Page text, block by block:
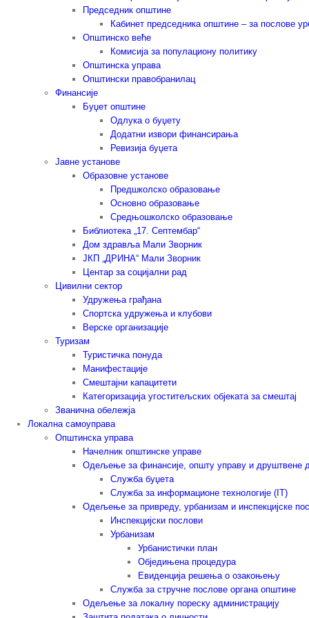
Председник општине
Кабинет председника општине – за послове
Општинско веће
Комисија за популациону политику
Општинска управа
Општински правобранилац
Финансије
Буџет општине
Одлука о буџету
Додатни извори финансирања
Ревизија буџета
Јавне установе
Образовне установе
Предшколско образовање
Основно образовање
Средњошколско образовање
Библиотека „17. Септембар“
Дом здравља Мали Зворник
ЈКП „ДРИНА“ Мали Зворник
Центар за социјални рад
Цивилни сектор
Удружења грађана
Спортска удружења и клубови
Верске организације
Туризам
Туристичка понуда
Манифестације
Смештајни капацитети
Категоризација угоститељских објеката за смештај
Званична обележја
Локална самоуправа
Општинска управа
Начелник општинске управе
Одељење за финансије, општу управу и друштвене
Служба буџета
Служба за информационе технологије (IT)
Одељење за привреду, урбанизам и инспекцијске
Инспекцијски послови
Урбанизам
Урбанистички план
Обједињена процедура
Евиденција решења о озакоњењу
Служба за стручне послове органа општине
Одељење за локалну пореску администрацију